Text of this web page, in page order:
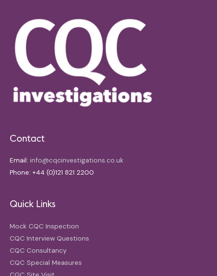
Contact
Email: info@cqcinvestigations.co.uk
Phone: +44 (0)121 821 2200
Quick Links
Mock CQC Inspection
CQC Interview Questions
CQC Consultancy
CQC Special Measures